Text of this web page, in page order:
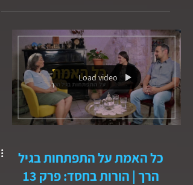
בישוע? ואילו חוויות אתם חוויתם עם אלוהים
שהיו בגדר נס!
Load video
כל האמת על התפתחות בגיל
הרך | הורות בחסד: פרק 13